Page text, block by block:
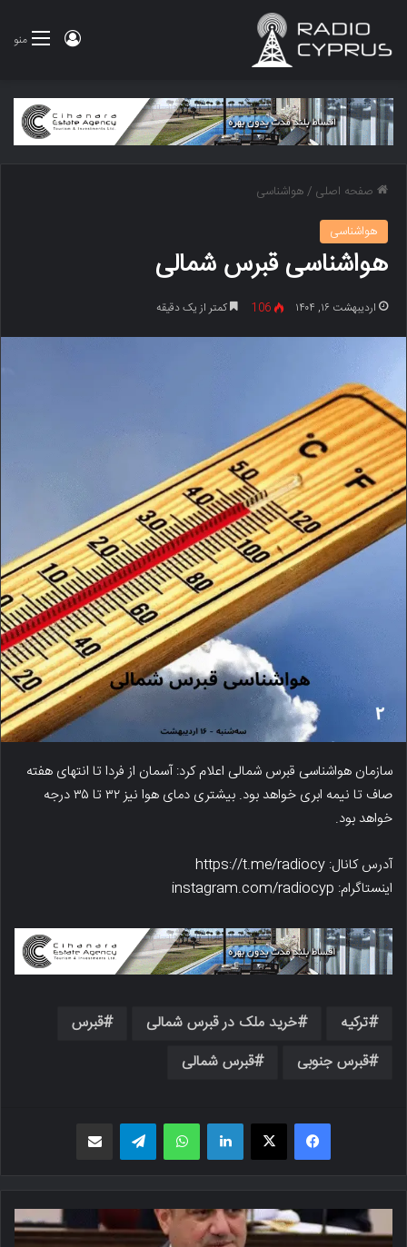
منو ورود
صفحه اصلی /هواشناسی
هواشناسی
هواشناسی قبرس شمالی
اردیبهشت ۱۶, ۱۴۰۴ 106 کمتر از یک دقیقه
سازمان هواشناسی قبرس شمالی اعلام کرد: آسمان از فردا تا انتهای هفته
صاف تا نیمه ابری خواهد بود. بیشتری دمای هوا نیز ۳۲ تا ۳۵ درجه
خواهد بود.
آدرس کانال: https://t.me/radiocy
اینستاگرام: instagram.com/radiocyp
ترکیه خرید ملک در قبرس شمالی
قبرس
قبرس جنوبی
قبرس شمالی
فیسبوک X لینکدین واتس اپ